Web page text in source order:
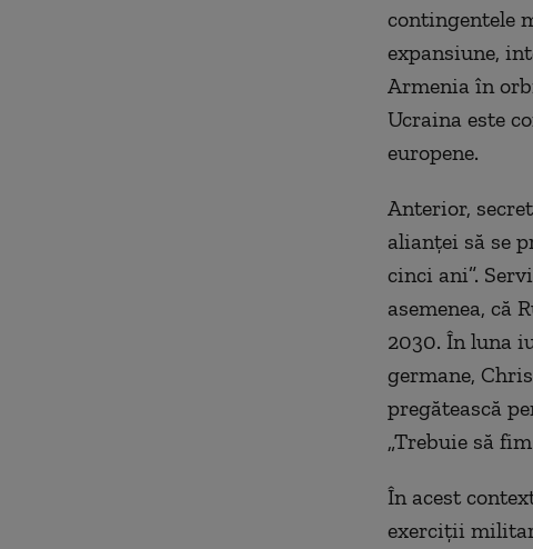
contingentele
expansiune,
Armenia în
Ucraina este
europene.
Anterior,
alianței să se
cinci ani”.
asemenea, că
2030. În luna
germane,
pregătească
„Trebuie să
În acest
exerciții